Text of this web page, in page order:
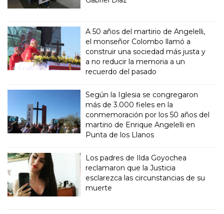
A 50 años del martirio de Angelelli,
el monseñor Colombo llamó a
construir una sociedad más justa y
a no reducir la memoria a un
recuerdo del pasado
Según la Iglesia se congregaron
más de 3.000 fieles en la
conmemoración por los 50 años del
martirio de Enrique Angelelli en
Punta de los Llanos
Los padres de Ilda Goyochea
reclamaron que la Justicia
esclarezca las circunstancias de su
muerte